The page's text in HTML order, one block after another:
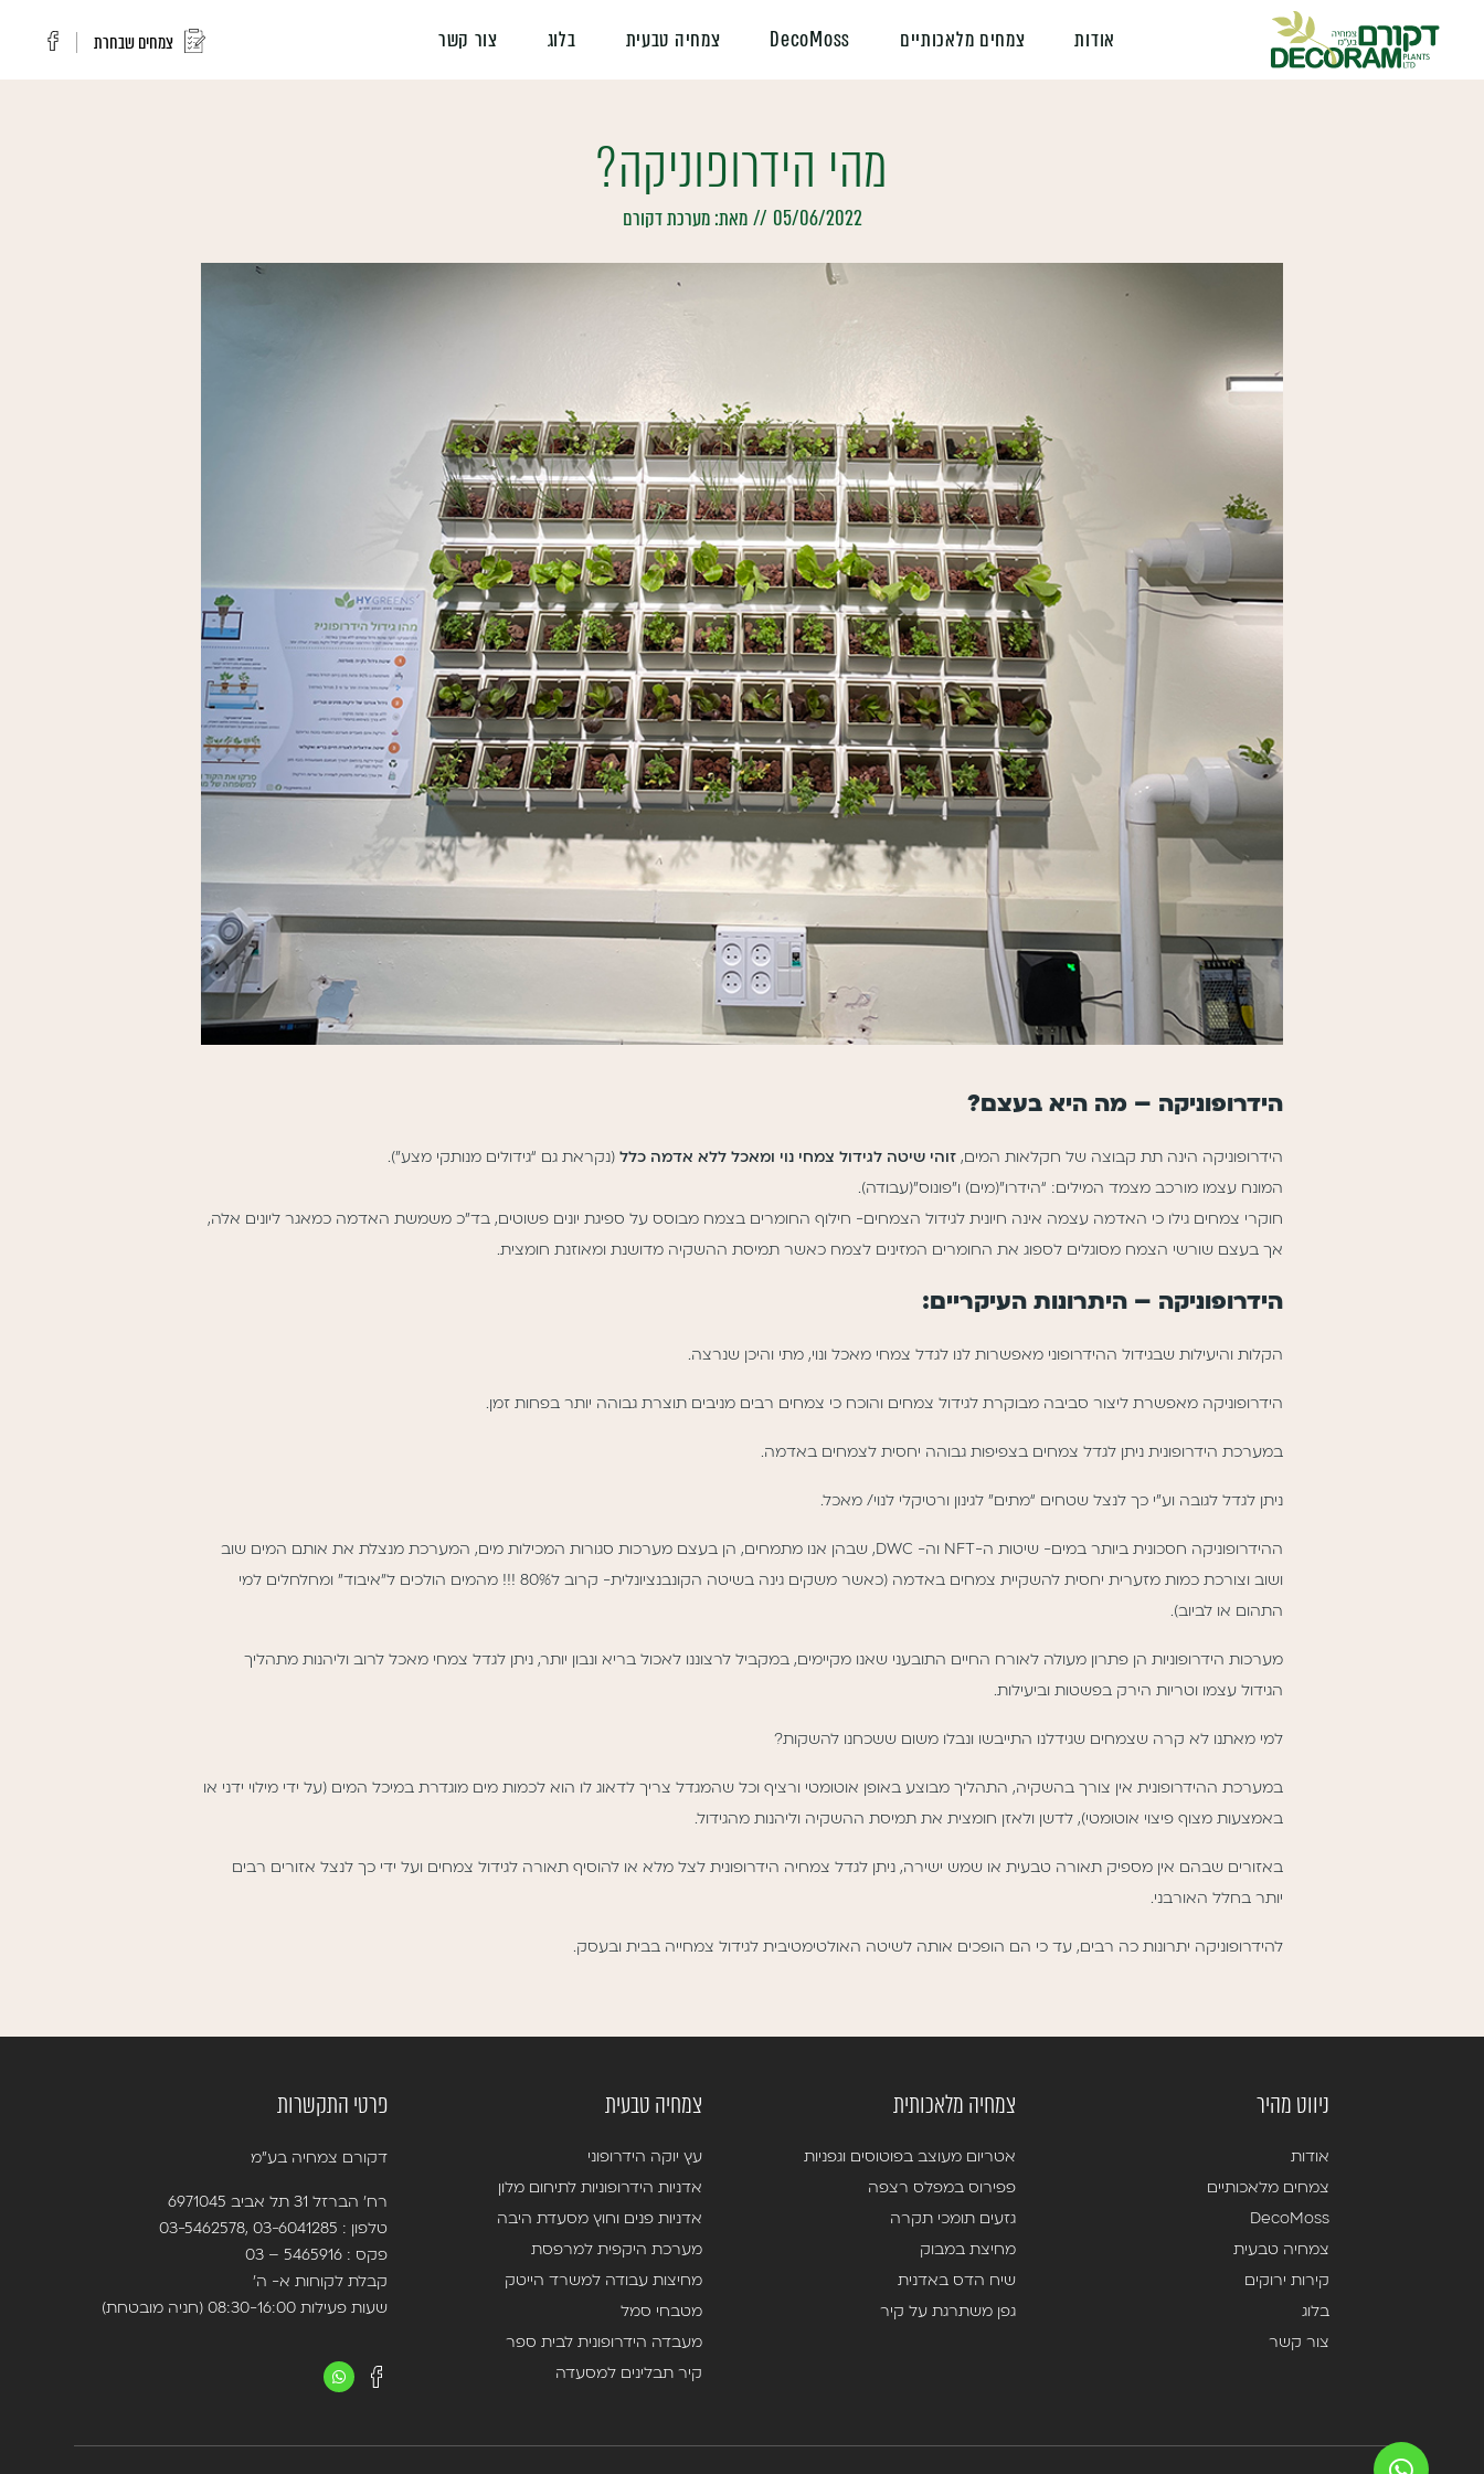
אודות צמחים מלאכותיים DecoMoss צמחיה טבעית בלוג צור קשר צמחים שבחרת
מהי הידרופוניקה?
05/06/2022
// מאת: מערכת דקורם
הידרופוניקה – מה היא בעצם?
הידרופוניקה הינה תת קבוצה של חקלאות המים, זוהי שיטה לגידול צמחי נוי ומאכל ללא אדמה כלל (נקראת גם “גידולים מנותקי מצע”).
המונח עצמו מורכב מצמד המילים: “הידרו”(מים) ו”פונוס”(עבודה).
חוקרי צמחים גילו כי האדמה עצמה אינה חיונית לגידול הצמחים- חילוף החומרים בצמח מבוסס על ספיגת יונים פשוטים, בד”כ משמשת האדמה כמאגר ליונים אלה,
אך בעצם שורשי הצמח מסוגלים לספוג את החומרים המזינים לצמח כאשר תמיסת ההשקיה מדושנת ומאוזנת חומצית.
הידרופוניקה – היתרונות העיקריים:
הקלות והיעילות שבגידול ההידרופוני מאפשרות לנו לגדל צמחי מאכל ונוי, מתי והיכן שנרצה.
הידרופוניקה מאפשרת ליצור סביבה מבוקרת לגידול צמחים והוכח כי צמחים רבים מניבים תוצרת גבוהה יותר בפחות זמן.
במערכת הידרופונית ניתן לגדל צמחים בצפיפות גבוהה יחסית לצמחים באדמה.
ניתן לגדל לגובה וע”י כך לנצל שטחים “מתים” לגינון ורטיקלי לנוי/ מאכל.
ההידרופוניקה חסכונית ביותר במים- שיטות ה-NFT וה- DWC, שבהן אנו מתמחים, הן בעצם מערכות סגורות המכילות מים, המערכת מנצלת את אותם המים שוב
ושוב וצורכת כמות מזערית יחסית להשקיית צמחים באדמה (כאשר משקים גינה בשיטה הקונבנציונלית- קרוב ל80% !!! מהמים הולכים ל”איבוד” ומחלחלים למי
התהום או לביוב).
מערכות הידרופוניות הן פתרון מעולה לאורח החיים התובעני שאנו מקיימים, במקביל לרצוננו לאכול בריא ונבון יותר, ניתן לגדל צמחי מאכל לרוב וליהנות מתהליך
הגידול עצמו וטריות הירק בפשטות וביעילות.
למי מאתנו לא קרה שצמחים שגידלנו התייבשו ונבלו משום ששכחנו להשקות?
במערכת ההידרופונית אין צורך בהשקיה, התהליך מבוצע באופן אוטומטי ורציף וכל שהמגדל צריך לדאוג לו הוא לכמות מים מוגדרת במיכל המים (על ידי מילוי ידני או
באמצעות מצוף פיצוי אוטומטי), לדשן ולאזן חומצית את תמיסת ההשקיה וליהנות מהגידול.
באזורים שבהם אין מספיק תאורה טבעית או שמש ישירה, ניתן לגדל צמחיה הידרופונית לצל מלא או להוסיף תאורה לגידול צמחים ועל ידי כך לנצל אזורים רבים
יותר בחלל האורבני.
להידרופוניקה יתרונות כה רבים, עד כי הם הופכים אותה לשיטה האולטימטיבית לגידול צמחייה בבית ובעסק.
ניווט מהיר
אודות
צמחים מלאכותיים
DecoMoss
צמחיה טבעית
קירות ירוקים
בלוג
צור קשר
צמחיה מלאכותית
אטריום מעוצב בפוטוסים וגפניות
פפירוס במפלס רצפה
גזעים תומכי תקרה
מחיצת במבוק
שיח הדס באדנית
גפן משתרגת על קיר
צמחיה טבעית
עץ יוקה הידרופוני
אדניות הידרופוניות לתיחום מלון
אדניות פנים וחוץ מסעדת היבה
מערכת היקפית למרפסת
מחיצות עבודה למשרד הייטק
מטבחי סמל
מעבדה הידרופונית לבית ספר
קיר תבלינים למסעדה
פרטי התקשרות
דקורם צמחיה בע”מ
רח’ הברזל 31 תל אביב 6971045
טלפון : 03-6041285
,
03-5462578
פקס : 5465916 – 03
קבלת לקוחות א- ה’
שעות פעילות 08:30-16:00 (חניה מובטחת)